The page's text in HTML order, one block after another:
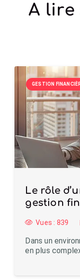
A lire
GESTION
Le rôle
gestion
Vues : 839
Dans un
en plus